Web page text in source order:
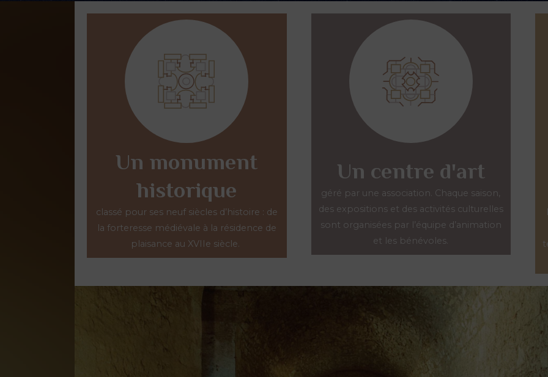
Un monument
historique
classé pour ses neuf siècles d’histoire : de
la forteresse médiévale à la résidence de
plaisance au XVIIe siècle.
Un centre d'art
géré par une association. Chaque saison,
des expositions et des activités culturelles
sont organisées par l’équipe d’animation
et les bénévoles.